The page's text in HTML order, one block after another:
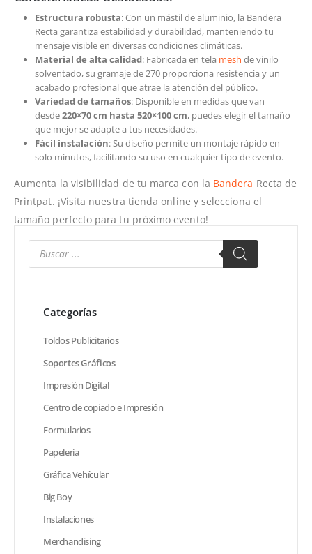
Estructura robusta: Con un mástil de aluminio, la Bandera
Recta garantiza estabilidad y durabilidad, manteniendo tu
mensaje visible en diversas condiciones climáticas.
Material de alta calidad: Fabricada en tela mesh de vinilo
solventado, su gramaje de 270 proporciona resistencia y un
acabado profesional que atrae la atención del público.
Variedad de tamaños: Disponible en medidas que van
desde220×70 cm hasta 520×100 cm, puedes elegir el tamaño
que mejor se adapte a tus necesidades.
Fácil instalación: Su diseño permite un montaje rápido en
solo minutos, facilitando su uso en cualquier tipo de evento.
Aumenta la visibilidad de tu marca con la Bandera Recta de
Printpat. ¡Visita nuestra tienda online y selecciona el
tamaño perfecto para tu próximo evento!
Categorías
Toldos Publicitarios
Soportes Gráficos
Impresión Digital
Centro de copiado e Impresión
Formularios
Papelería
Gráfica Vehícular
Big Boy
Instalaciones
Merchandising